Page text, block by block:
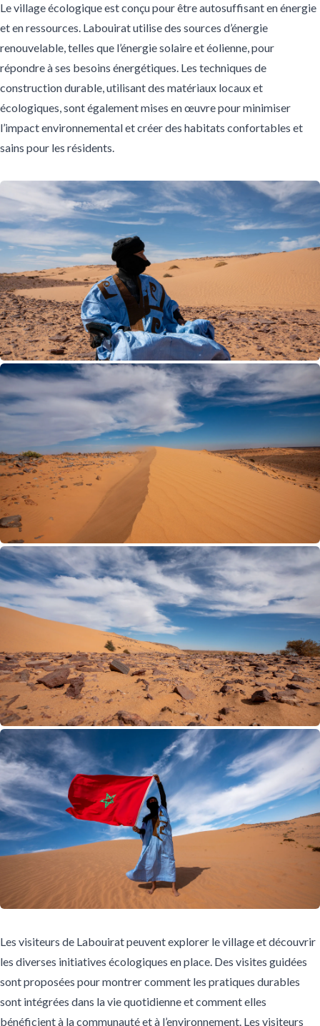
Le village écologique est conçu pour être autosuffisant en énergie
et en ressources. Labouirat utilise des sources d’énergie
renouvelable, telles que l’énergie solaire et éolienne, pour
répondre à ses besoins énergétiques. Les techniques de
construction durable, utilisant des matériaux locaux et
écologiques, sont également mises en œuvre pour minimiser
l’impact environnemental et créer des habitats confortables et
sains pour les résidents.
Les visiteurs de Labouirat peuvent explorer le village et découvrir
les diverses initiatives écologiques en place. Des visites guidées
sont proposées pour montrer comment les pratiques durables
sont intégrées dans la vie quotidienne et comment elles
bénéficient à la communauté et à l’environnement. Les visiteurs